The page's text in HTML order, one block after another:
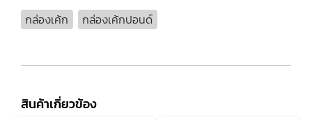
กล่องเค้ก กล่องเค้กปอนด์
สินค้าเกี่ยวข้อง